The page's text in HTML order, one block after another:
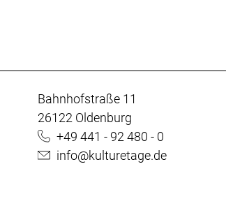
Bahnhofstraße 11
26122 Oldenburg
+49 441 - 92 480 - 0
info@kulturetage.de